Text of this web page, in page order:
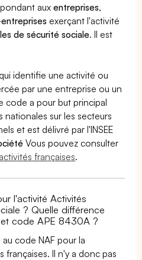
auxentreprises,
exerçant l'activité
de sécurité sociale. Il est
identifie une activité ou
par une entreprise ou un
code a pour but principal
sur les secteurs
et est délivré par l'INSEE
Vous pouvez consulter
françaises.
l'activité Activités
? Quelle différence
code APE 8430A ?
code NAF pour la
françaises. Il n'y a donc pas